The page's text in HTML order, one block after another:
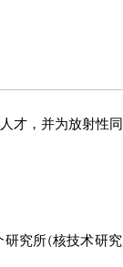
才，并为放射性
究所(核技术研